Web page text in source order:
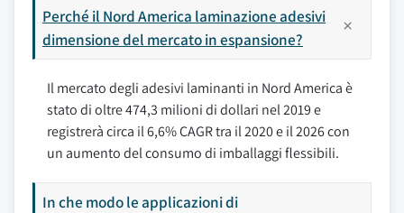
Perché il Nord America laminazione adesivi
dimensione del mercato in espansione?
Il mercato degli adesivi laminanti in Nord America è
stato di oltre 474,3 milioni di dollari nel 2019 e
registrerà circa il 6,6% CAGR tra il 2020 e il 2026 con
un aumento del consumo di imballaggi flessibili.
In che modo le applicazioni di